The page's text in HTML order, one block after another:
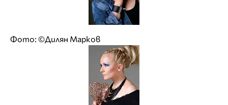
Фото: ©Дилян Марков